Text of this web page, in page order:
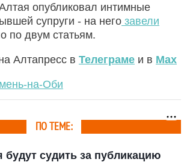
опубликовал интимные
супруги - на него завели
по двум статьям.
Алтапресс в Телеграме и в Max
на-Оби
ПО ТЕМЕ:
судить за публикацию